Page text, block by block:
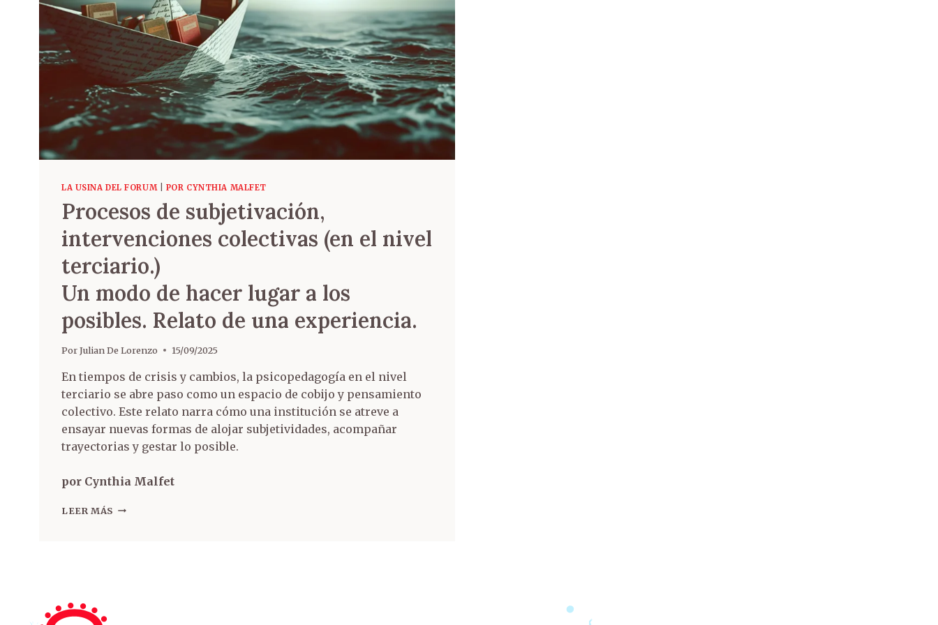
LA USINA DEL FORUM| POR CYNTHIA MALFET
Procesos de subjetivación,
intervenciones colectivas (en el nivel
terciario.)
Un modo de hacer lugar a los
posibles. Relato de una experiencia.
PorJulian De Lorenzo 15/09/2025
En tiempos de crisis y cambios, la psicopedagogía en el nivel
terciario se abre paso como un espacio de cobijo y pensamiento
colectivo. Este relato narra cómo una institución se atreve a
ensayar nuevas formas de alojar subjetividades, acompañar
trayectorias y gestar lo posible.
por Cynthia Malfet
LEER MÁS